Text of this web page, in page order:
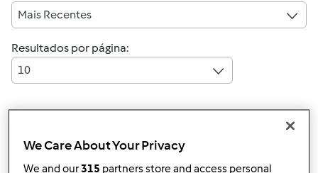
Mais Recentes
Resultados por página:
10
Anónimo (não verificado)
We Care About Your Privacy
We and our315 partners store and access personal